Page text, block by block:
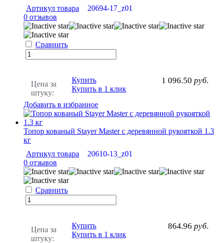
Артикул товара
20694-17_z01
0 отзывов
Сравнить
Цена за
штуку:
1 096.50 руб.
Купить
Купить в 1 клик
Добавить в избранное
Топор кованый Stayer Master с деревянной рукояткой 1.3
кг
Артикул товара
20610-13_z01
0 отзывов
Сравнить
Цена за
штуку:
864.96 руб.
Купить
Купить в 1 клик